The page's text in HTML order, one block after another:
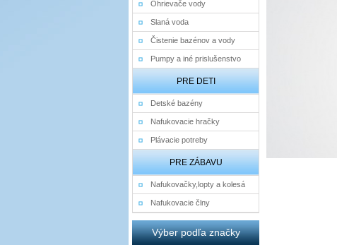
Ohrievače vody
Slaná voda
Čistenie bazénov a vody
Pumpy a iné prislušenstvo
PRE DETI
Detské bazény
Nafukovacie hračky
Plávacie potreby
PRE ZÁBAVU
Nafukovačky,lopty a kolesá
Nafukovacie člny
Výber podľa značky